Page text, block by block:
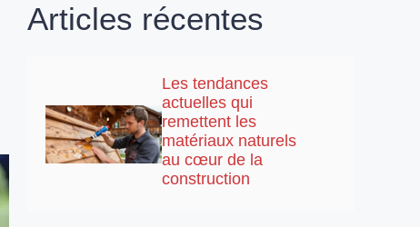
Articles récentes
Les tendances
actuelles qui
remettent les
matériaux naturels
au cœur de la
construction